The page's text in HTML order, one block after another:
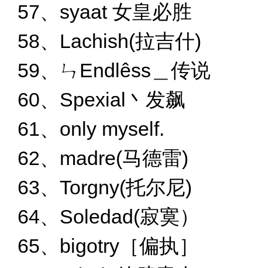
57、syaat 女皇必胜
58、Lachish(拉吉什)
59、ㄣEndlêss＿传说
60、Spexial丶发飙
61、only myself.
62、madre(马德雷)
63、Torgny(托尔尼)
64、Soledad(寂寞）
65、bigotry［偏执］